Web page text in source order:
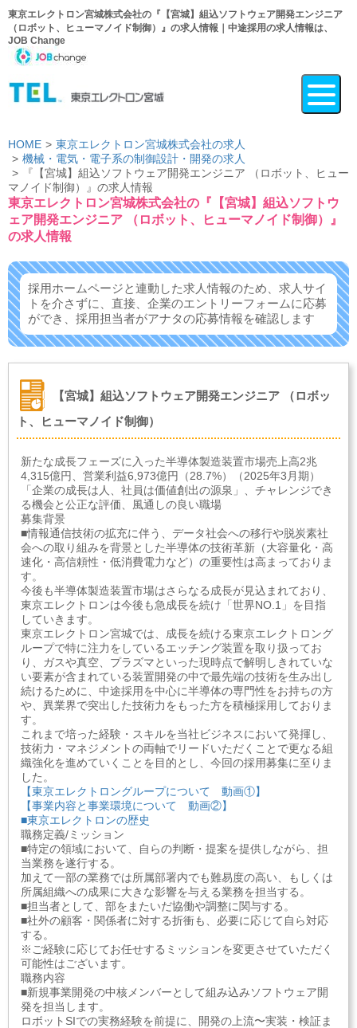
東京エレクトロン宮城株式会社の『【宮城】組込ソフトウェア開発エンジニア
（ロボット、ヒューマノイド制御）』の求人情報｜中途採用の求人情報は、
JOB Change
HOME
東京エレクトロン宮城株式会社の求人
機械・電気・電子系の制御設計・開発の求人
『【宮城】組込ソフトウェア開発エンジニア （ロボット、ヒュー
マノイド制御）』の求人情報
東京エレクトロン宮城株式会社の『【宮城】組込ソフトウ
ェア開発エンジニア （ロボット、ヒューマノイド制御）』
の求人情報
採用ホームページと連動した求人情報のため、求人サイ
トを介さずに、 直接、企業のエントリーフォームに応募
ができ、 採用担当者がアナタの応募情報を確認します
【宮城】組込ソフトウェア開発エンジニア （ロボッ
ト、ヒューマノイド制御）
新たな成長フェーズに入った半導体製造装置市場売上高2兆
4,315億円、営業利益6,973億円（28.7%）（2025年3月期）
「企業の成長は人、社員は価値創出の源泉」、チャレンジでき
る機会と公正な評価、風通しの良い職場
募集背景
■情報通信技術の拡充に伴う、データ社会への移行や脱炭素社
会への取り組みを背景とした半導体の技術革新（大容量化・高
速化・高信頼性・低消費電力など）の重要性は高まっておりま
す。
今後も半導体製造装置市場はさらなる成長が見込まれており、
東京エレクトロンは今後も急成長を続け「世界NO.1」を目指
していきます。
東京エレクトロン宮城では、成長を続ける東京エレクトロング
ループで特に注力をしているエッチング装置を取り扱ってお
り、ガスや真空、プラズマといった現時点で解明しきれていな
い要素が含まれている装置開発の中で最先端の技術を生み出し
続けるために、中途採用を中心に半導体の専門性をお持ちの方
や、異業界で突出した技術力をもった方を積極採用しておりま
す。
これまで培った経験・スキルを当社ビジネスにおいて発揮し、
技術力・マネジメントの両軸でリードいただくことで更なる組
織強化を進めていくことを目的とし、今回の採用募集に至りま
した。
【東京エレクトロングループについて 動画①】
【事業内容と事業環境について 動画②】
■東京エレクトロンの歴史
職務定義/ミッション
■特定の領域において、自らの判断・提案を提供しながら、担
当業務を遂行する。
加えて一部の業務では所属部署内でも難易度の高い、もしくは
所属組織への成果に大きな影響を与える業務を担当する。
■担当者として、部をまたいだ協働や調整に関与する。
■社外の顧客・関係者に対する折衝も、必要に応じて自ら対応
する。
※ご経験に応じてお任せするミッションを変更させていただく
可能性はございます。
職務内容
■新規事業開発の中核メンバーとして組み込みソフトウェア開
発を担当します。
ロボットSIでの実務経験を前提に、開発の上流〜実装・検証ま